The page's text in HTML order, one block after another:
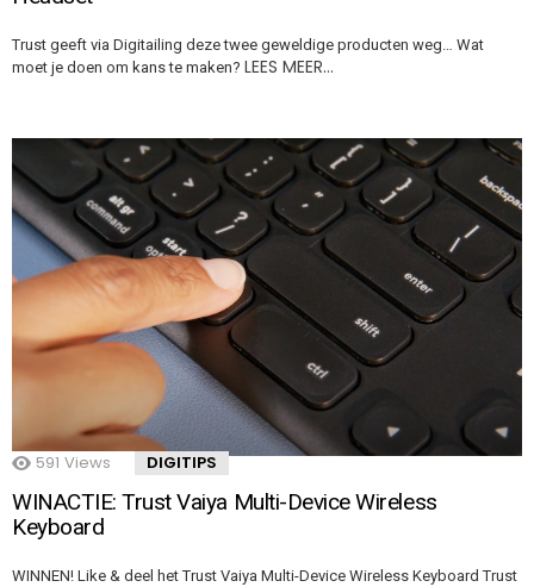
Trust geeft via Digitailing deze twee geweldige producten weg… Wat
moet je doen om kans te maken? LEES MEER…
591 Views DIGITIPS
WINACTIE: Trust Vaiya Multi-Device Wireless
Keyboard
WINNEN! Like & deel het Trust Vaiya Multi-Device Wireless Keyboard Trust